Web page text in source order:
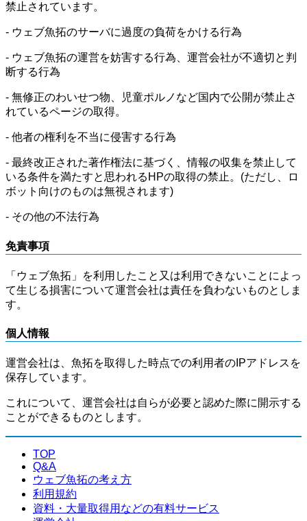
禁止されています。
- ウェブ魚拓のサーバに過度の負荷をかける行為
- ウェブ魚拓の運営を妨害する行為、運営会社が不適切と判
断する行為
- 無修正のわいせつ物、児童ポルノなど国内で公開が禁止さ
れているページの取得。
- 他者の権利を不当に侵害する行為
- 最終改正された著作権法に基づく、情報の収集を禁止して
いる条件を満たすと思われるHPの取得の禁止。(ただし、ロ
ボット向けのものは無視されます)
- その他の不法行為
免責事項
「ウェブ魚拓」を利用したこと又は利用できないことによっ
て生じる損害について運営会社は責任を負わないものとしま
す。
個人情報
運営会社は、魚拓を取得した時点での利用者のIPアドレスを
保存しています。
これについて、運営会社は自らが必要と認めた際に開示する
ことができるものとします。
TOP
Q&A
ウェブ魚拓の考え方
利用規約
資料・大量取得用などの有料サービス